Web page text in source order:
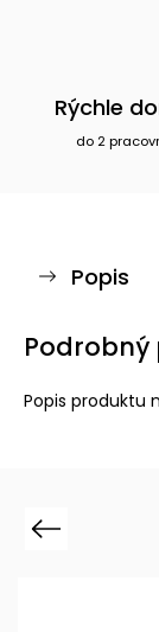
Rýchle
do 2
Popis
Podrobný
Popis produktu
Previous